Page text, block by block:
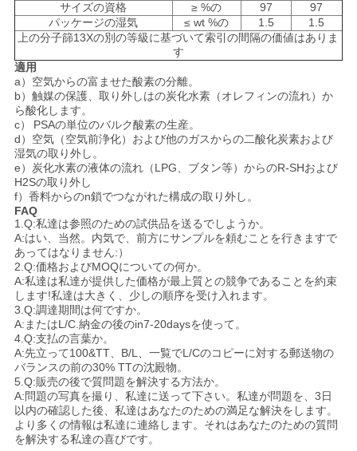
ニ
ュ
ー
ス
事
件
見
積
も
り
を
依
サイズの資格
≥ %の 97
97
パッケージの湿気
≤ wt %の 1.5
1.5
上の分子篩13Xの別の等級に基づいて索引の間隔の価値はありま
す
適用
a） 空気からの富ませた酸素の分離。
b） 触媒の保護、取り外しはの炭化水素（オレフィンの流れ）か
ら酸化します。
c）
PSAの単位のバルク酸素の生産。
d） 空気（空気前浄化）および他のガスからの二酸化炭素および
湿気の取り外し。
e） 炭化水素の液体の流れ（LPG、ブタン等）からのR-SHおよび
H2Sの取り外し
f） 香料からのn鎖でつながれた構成の取り外し。
FAQ
1.Q:私達は参照のための試供品を送るでしようか。
A:はい、当然。内気で、前方にサンプルを頼むことを行きますで
あってはなりません:）
2.Q:価格およびMOQについての何か。
A:私達は私達が提供した価格が最上質との競争であることを約束
します!私達は大きく、少しの順序を受け入れます。
3.Q:調達期間は何ですか。
A:またはL/C.納金の後のin7-20daysを使って。
4.Q:支払の言葉か。
A:先立って100&TT、B/L、一覧でL/Cのコピーに対する郵送物の
バランスの前の30% TTの沈殿物。
5.Q:販売の後で質問題を解決する方法か。
A:問題の写真を撮り、私達に送って下さい。私達が問題を、3日
以内の確認した後、私達はあなたのための満足な解決をします。
より多くの情報は私達に連絡します。それはあなたのための質問
を解決する私達の喜びです。